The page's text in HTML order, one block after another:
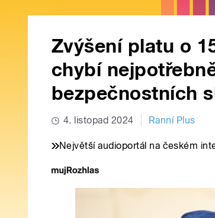
Zvýšení platu o
chybí
bezpečnostních
4. listopad 2024 Ranní Plus
Největší audioportál na českém